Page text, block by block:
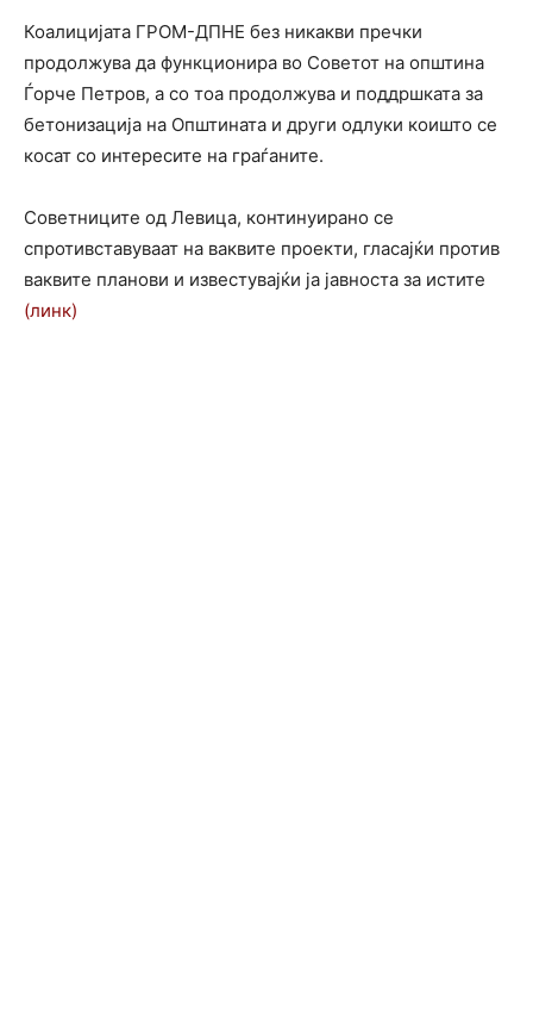
Коалицијата ГРОМ-ДПНЕ без никакви пречки
продолжува да функционира во Советот на општина
Ѓорче Петров, а со тоа продолжува и поддршката за
бетонизација на Општината и други одлуки коишто се
косат со интересите на граѓаните.
Советниците од Левица, континуирано се
спротивставуваат на ваквите проекти, гласајќи против
ваквите планови и известувајќи ја јавноста за истите
(линк)